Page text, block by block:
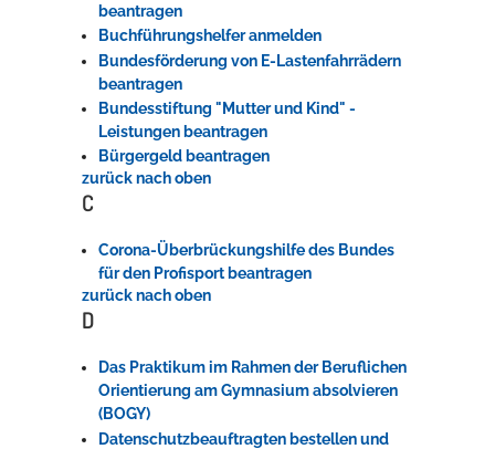
beantragen
Buchführungshelfer anmelden
Bundesförderung von E-Lastenfahrrädern
beantragen
Bundesstiftung "Mutter und Kind" -
Leistungen beantragen
Bürgergeld beantragen
zurück nach oben
C
Corona-Überbrückungshilfe des Bundes
für den Profisport beantragen
zurück nach oben
D
Das Praktikum im Rahmen der Beruflichen
Orientierung am Gymnasium absolvieren
(BOGY)
Datenschutzbeauftragten bestellen und